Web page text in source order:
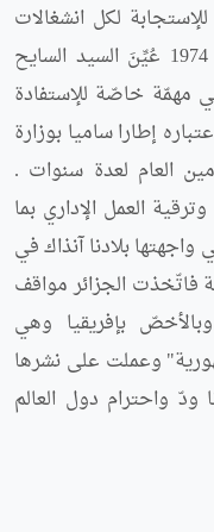
لكل انشغالات
وطموحات العمال . وفي نهاية مارس 1974 عُيِّنَ السيد السايح
مهمّة خاصّة للإستفادة
إطارا ساميا بوزارة
العام لعدة سنوات .
العمل الإداري بما
بلادنا آنذاك في
فاتّخذت الجزائر مواقف
بإفريقيا وهي
وعملت على نشرها
ودّ واحترام دول العالم